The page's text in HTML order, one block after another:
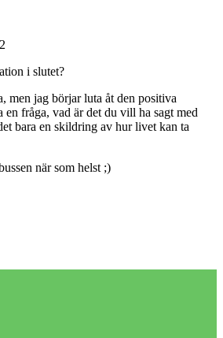
i slutet?
men jag börjar luta åt den positiva
fråga, vad är det du vill ha sagt med
bara en skildring av hur livet kan ta
när som helst ;)